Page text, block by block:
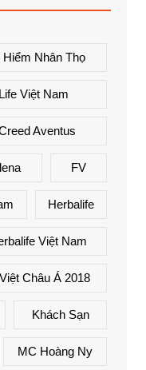
Hiểm Nhân Thọ
Việt Nam
Aventus
FV
Herbalife
Việt Nam
Châu Á 2018
Khách Sạn
MC Hoàng Ny